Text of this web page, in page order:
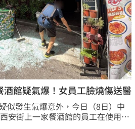
酒館疑氣爆！女員工臉燒傷送醫
似發生氣爆意外，今日（8日）中
安街上一家餐酒館的員工在使用瓦